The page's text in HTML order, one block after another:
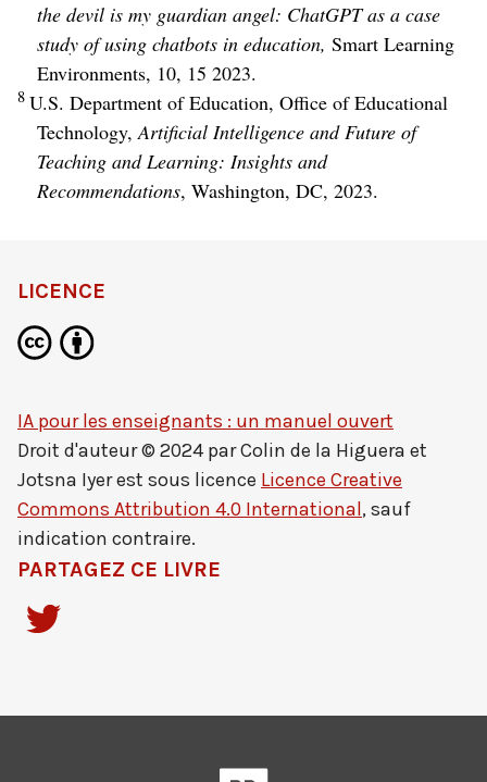
the devil is my guardian angel: ChatGPT as a case
study of using chatbots in education, Smart Learning
Environments, 10, 15 2023.
8 U.S. Department of Education, Office of Educational
Technology,Artificial Intelligence and Future of
Teaching and Learning: Insights and
Recommendations, Washington, DC, 2023.
LICENCE
IA pour les enseignants : un manuel ouvert
Droit d'auteur © 2024 parColin de la Higuera et
Jotsna Iyerest sous licence Licence Creative
Commons Attribution 4.0 International, sauf
indication contraire.
PARTAGEZ CE LIVRE